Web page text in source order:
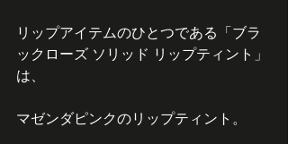
リップアイテムのひとつである「ブラ
ックローズ ソリッド リップティント」
は、
マゼンダピンクのリップティント。